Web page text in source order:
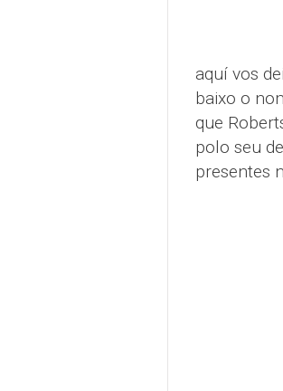
aquí vos
baixo o
que
polo seu
presentes